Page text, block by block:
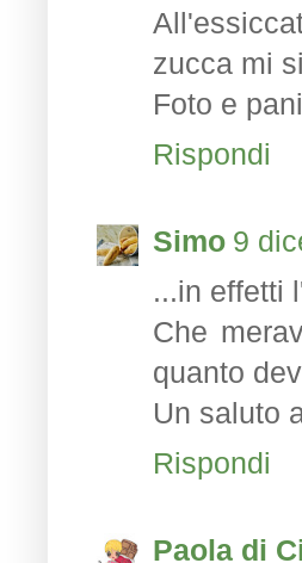
zucca mi
Foto e
Rispondi
Simo 9
...in effetti
Che
quanto
Un saluto
Rispondi
Paola di